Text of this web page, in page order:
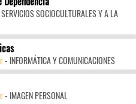
SOCIOCULTURALES Y A LA
- INFORMÁTICA Y COMUNICACIONES
- IMAGEN PERSONAL